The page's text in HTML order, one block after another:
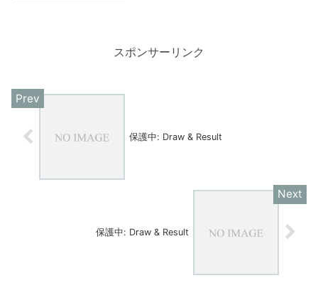
スポンサーリンク
保護中: Draw & Result
保護中: Draw & Result